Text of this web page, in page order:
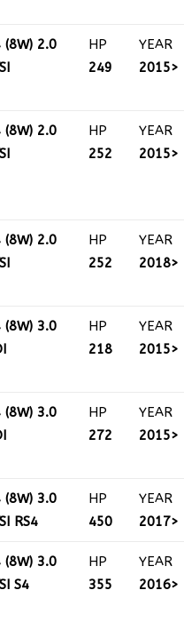
(8W) 2.0
HP
249
YEAR
2015>
(8W) 2.0
HP
252
YEAR
2015>
(8W) 2.0
HP
252
YEAR
2018>
(8W) 3.0
HP
218
YEAR
2015>
(8W) 3.0
HP
272
YEAR
2015>
(8W) 3.0
RS4
HP
450
YEAR
2017>
(8W) 3.0
S4
HP
355
YEAR
2016>